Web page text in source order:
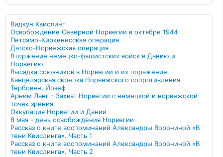
Видкун Квислинг
Освобождение Северной Норвегии в октябре 1944
Петсамо-Киркенесская операция
Датско-Норвежская операция
Вторжение немецко-фашистских войск в Данию и
Норвегию
Высадка союзников в Норвегии и их поражение
Канцелярская скрепка Норвежского сопротивления
Тербовен, Йозеф
Арним Ланг - Захват Норвегии с немецкой и норвежской
точек зрения
Оккупация Норвегии и Дании
8 мая - день освобождения Норвегии
Рассказ о книге воспоминаний Александры Ворониной «В
тени Квислинга». Часть 1
Рассказ о книге воспоминаний Александры Ворониной «В
тени Квислинга». Часть 2